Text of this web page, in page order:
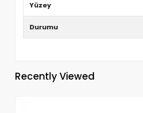
Yüzey
Durumu
Recently Viewed